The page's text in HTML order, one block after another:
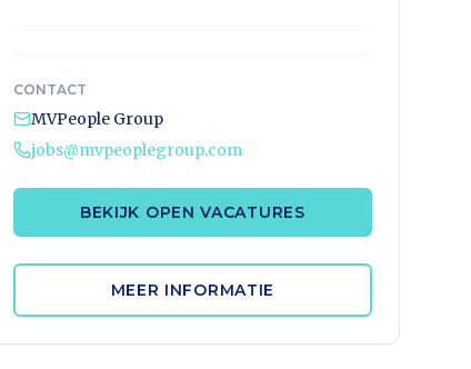
CONTACT
MVPeople Group
jobs@mvpeoplegroup.com
BEKIJK OPEN VACATURES
MEER INFORMATIE